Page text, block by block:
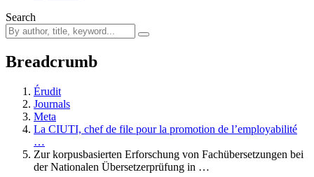
Search
Breadcrumb
Érudit
Journals
Meta
La CIUTI, chef de file pour la promotion de l’employabilité
…
Zur korpusbasierten Erforschung von Fachübersetzungen bei
der Nationalen Übersetzerprüfung in …